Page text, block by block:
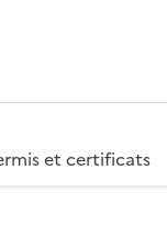
et certificats